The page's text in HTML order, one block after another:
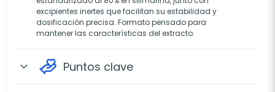
excipientes inertes que facilitan su estabilidad y
dosificación precisa. Formato pensado para
mantener las características del extracto.
expand_more Puntos clave